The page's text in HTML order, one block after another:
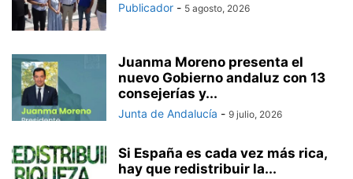
Publicador - 5 agosto, 2026
Juanma Moreno presenta el
nuevo Gobierno andaluz con 13
consejerías y...
Junta de Andalucía - 9 julio, 2026
Si España es cada vez más rica,
hay que redistribuir la...